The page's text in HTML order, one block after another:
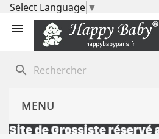
Select Language ▼

search
MENU